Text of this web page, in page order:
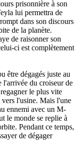
prisonnière à son
lui permettra de
dans son discours
de la planète.
de raisonner son
ci est complètement
être dégagés juste au
l'arrivée du croiseur de
le plus vite
vers l'usine. Mais l'une
ennemi avec un M-
le monde se replie à
Pendant ce temps,
de dégager